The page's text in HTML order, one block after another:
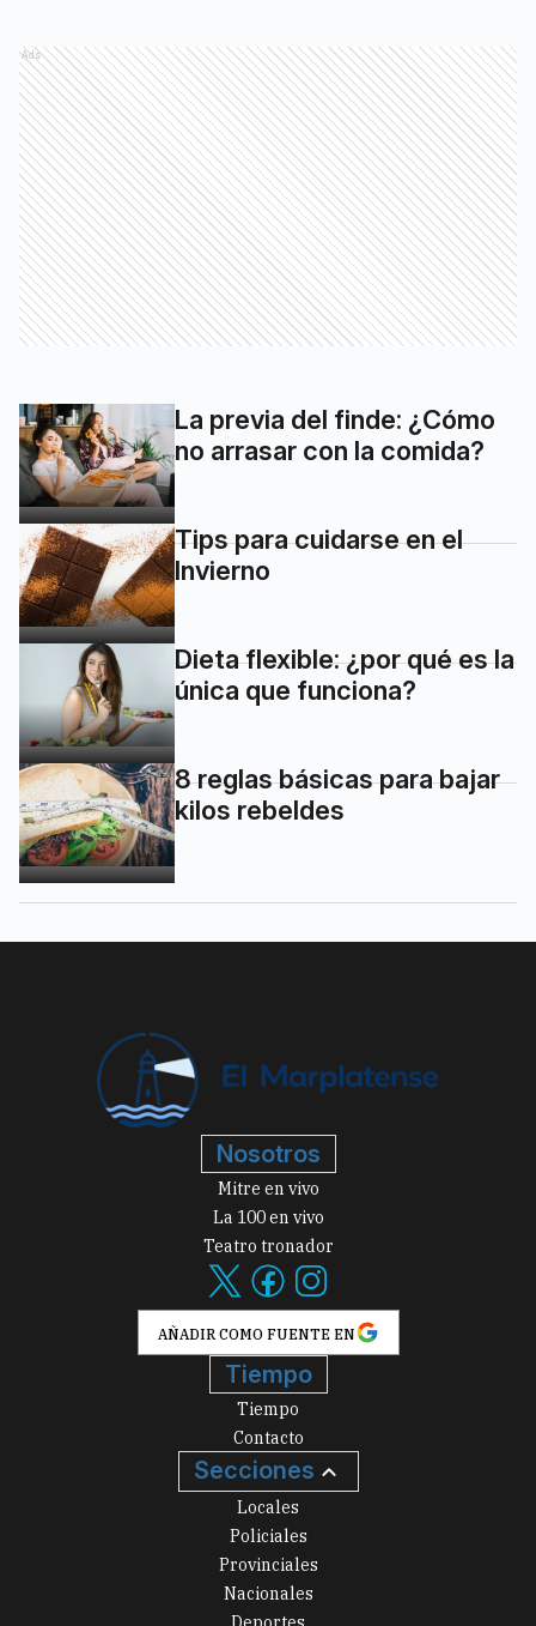
Ads
La previa del finde: ¿Cómo
no arrasar con la comida?
Tips para cuidarse en el
Invierno
Dieta flexible: ¿por qué es la
única que funciona?
8 reglas básicas para bajar
kilos rebeldes
Nosotros
Mitre en vivo
La 100 en vivo
Teatro tronador
AÑADIR COMO FUENTE EN
Tiempo
Tiempo
Contacto
Secciones
Locales
Policiales
Provinciales
Nacionales